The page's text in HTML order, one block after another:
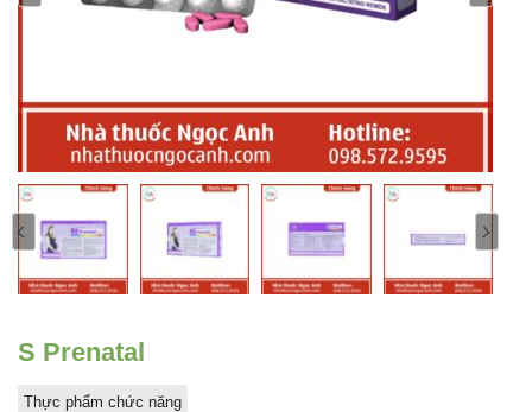
S Prenatal
Thực phẩm chức năng